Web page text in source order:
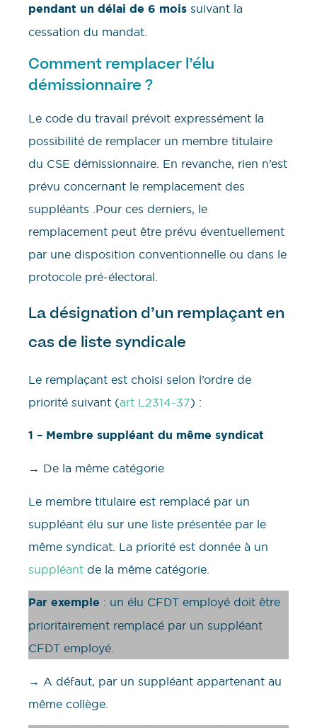
pendant un délai de 6 mois suivant la
cessation du mandat.
Comment remplacer l’élu
démissionnaire ?
Le code du travail prévoit expressément la
possibilité de remplacer un membre titulaire
du CSE démissionnaire. En revanche, rien n’est
prévu concernant le remplacement des
suppléants .Pour ces derniers, le
remplacement peut être prévu éventuellement
par une disposition conventionnelle ou dans le
protocole pré-électoral.
La désignation d’un remplaçant en
cas de liste syndicale
Le remplaçant est choisi selon l’ordre de
priorité suivant (art L2314-37) :
1 – Membre suppléant du même syndicat
→ De la même catégorie
Le membre titulaire est remplacé par un
suppléant élu sur une liste présentée par le
même syndicat. La priorité est donnée à un
suppléant de la même catégorie.
Par exemple : un élu CFDT employé doit être
prioritairement remplacé par un suppléant
CFDT employé.
→ A défaut, par un suppléant appartenant au
même collège.